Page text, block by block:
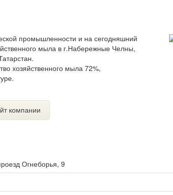
промышленности и на сегодняшний
мыла в г.Набережные Челны,
хозяйственного мыла 72%,
компании
Огнеборья, 9